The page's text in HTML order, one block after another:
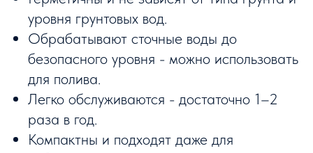
уровня грунтовых вод.
Обрабатывают сточные воды до
безопасного уровня - можно использовать
для полива.
Легко обслуживаются - достаточно 1–2
раза в год.
Компактны и подходят даже для